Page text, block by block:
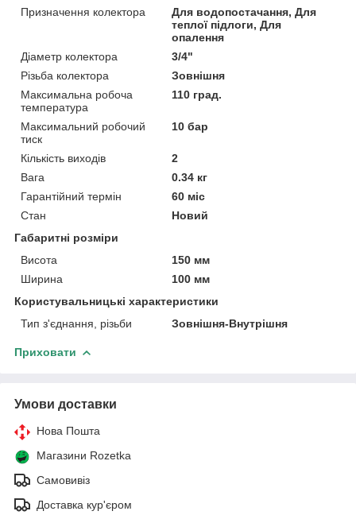
Призначення колектора
Для водопостачання, Для
теплої підлоги, Для
опалення
Діаметр колектора
3/4"
Різьба колектора
Зовнішня
Максимальна робоча
температура
110 град.
Максимальний робочий
тиск
10 бар
Кількість виходів
2
Вага
0.34 кг
Гарантійний термін
60 міс
Стан
Новий
Габаритні розміри
Висота
150 мм
Ширина
100 мм
Користувальницькі характеристики
Тип з'єднання, різьби
Зовнішня-Внутрішня
Приховати
Умови доставки
Нова Пошта
Магазини Rozetka
Самовивіз
Доставка кур'єром